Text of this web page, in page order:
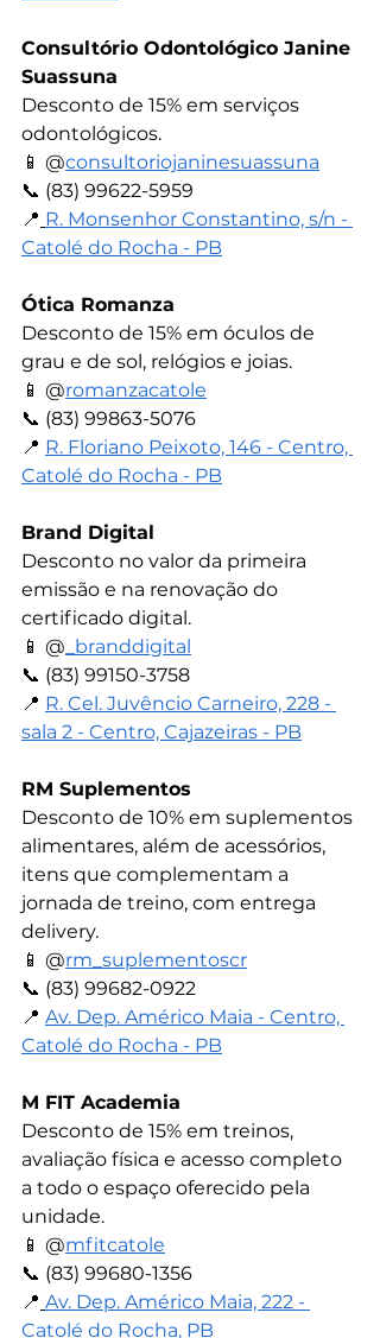
Consultório Odontológico Janine
Suassuna
Desconto de 15% em serviços
odontológicos.
📱 @consultoriojaninesuassuna
📞 (83) 99622-5959
📍 R. Monsenhor Constantino, s/n -
Catolé do Rocha - PB
Ótica Romanza
Desconto de 15% em óculos de
grau e de sol, relógios e joias.
📱 @romanzacatole
📞 (83) 99863-5076
📍 R. Floriano Peixoto, 146 - Centro,
Catolé do Rocha - PB
Brand Digital
Desconto no valor da primeira
emissão e na renovação do
certificado digital.
📱 @ _branddigital
📞 (83) 99150-3758
📍 R. Cel. Juvêncio Carneiro, 228 -
sala 2 - Centro, Cajazeiras - PB
RM Suplementos
Desconto de 10% em suplementos
alimentares, além de acessórios,
itens que complementam a
jornada de treino, com entrega
delivery.
📱 @rm_suplementoscr
📞 (83) 99682-0922
📍 Av. Dep. Américo Maia - Centro,
Catolé do Rocha - PB
M FIT Academia
Desconto de 15% em treinos,
avaliação física e acesso completo
a todo o espaço oferecido pela
unidade.
📱 @mfitcatole
📞 (83) 99680-1356
📍 Av. Dep. Américo Maia, 222 -
Catolé do Rocha, PB